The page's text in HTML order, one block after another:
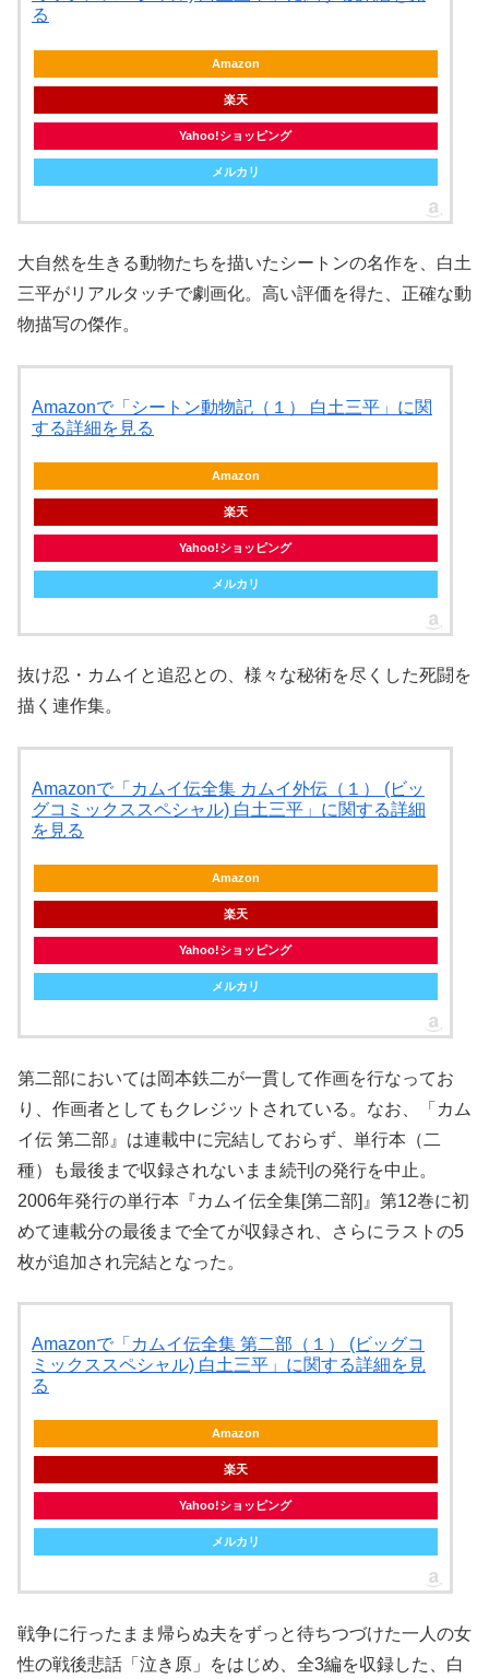
る
Amazon
楽天
Yahoo!ショッピング
メルカリ
大自然を生きる動物たちを描いたシートンの名作を、白土
三平がリアルタッチで劇画化。高い評価を得た、正確な動
物描写の傑作。
Amazonで「シートン動物記（１） 白土三平」に関
する詳細を見る
Amazon
楽天
Yahoo!ショッピング
メルカリ
抜け忍・カムイと追忍との、様々な秘術を尽くした死闘を
描く連作集。
Amazonで「カムイ伝全集 カムイ外伝（１） (ビッ
グコミックススペシャル) 白土三平」に関する詳細
を見る
Amazon
楽天
Yahoo!ショッピング
メルカリ
第二部においては岡本鉄二が一貫して作画を行なってお
り、作画者としてもクレジットされている。なお、「カム
イ伝 第二部』は連載中に完結しておらず、単行本（二
種）も最後まで収録されないまま続刊の発行を中止。
2006年発行の単行本『カムイ伝全集[第二部]』第12巻に初
めて連載分の最後まで全てが収録され、さらにラストの5
枚が追加され完結となった。
Amazonで「カムイ伝全集 第二部（１） (ビッグコ
ミックススペシャル) 白土三平」に関する詳細を見
る
Amazon
楽天
Yahoo!ショッピング
メルカリ
戦争に行ったまま帰らぬ夫をずっと待ちつづけた一人の女
性の戦後悲話「泣き原」をはじめ、全3編を収録した、白